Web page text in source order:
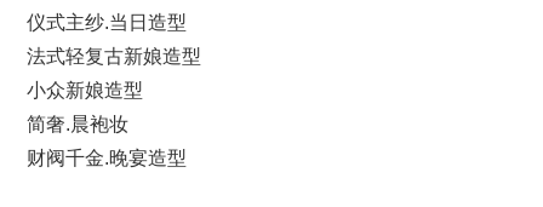
仪式主纱.当日造型
法式轻复古新娘造型
小众新娘造型
简奢.晨袍妆
财阀千金.晚宴造型